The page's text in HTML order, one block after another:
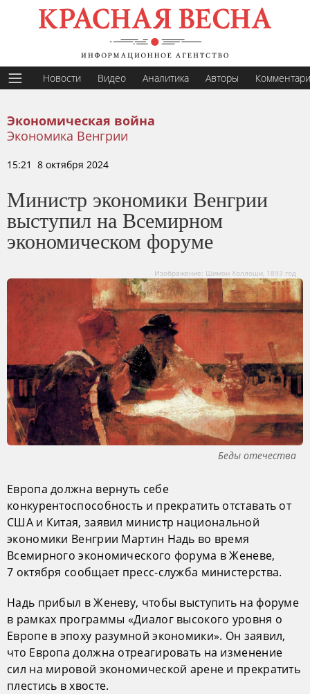
Новости Видео Аналитика Авторы
Экономическая война
Экономика Венгрии
15:21 8 октября 2024
Министр экономики Венгрии
выступил на Всемирном
экономическом форуме
Изображение: Шимон Холлоши, 1893 год
Беды отечества
Европа должна вернуть себе
конкурентоспособность и прекратить отставать от
США и Китая, заявил министр национальной
экономики Венгрии Мартин Надь во время
Всемирного экономического форума в Женеве,
7 октября сообщает пресс-служба министерства.
Надь прибыл в Женеву, чтобы выступить на форуме
в рамках программы «Диалог высокого уровня о
Европе в эпоху разумной экономики». Он заявил,
что Европа должна отреагировать на изменение
сил на мировой экономической арене и прекратить
плестись в хвосте.